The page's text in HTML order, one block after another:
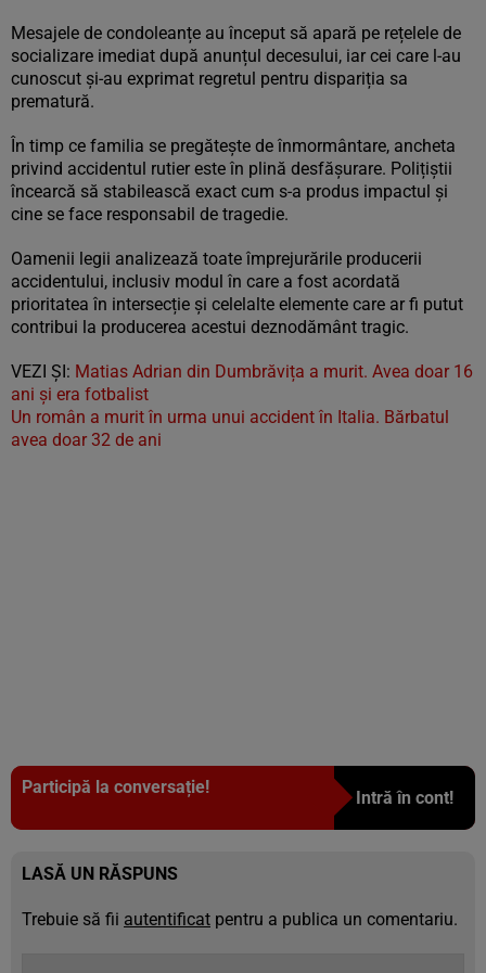
Mesajele de condoleanțe au început să apară pe rețelele de
socializare imediat după anunțul decesului, iar cei care l-au
cunoscut și-au exprimat regretul pentru dispariția sa
prematură.
În timp ce familia se pregătește de înmormântare, ancheta
privind accidentul rutier este în plină desfășurare. Polițiștii
încearcă să stabilească exact cum s-a produs impactul și
cine se face responsabil de tragedie.
Oamenii legii analizează toate împrejurările producerii
accidentului, inclusiv modul în care a fost acordată
prioritatea în intersecție și celelalte elemente care ar fi putut
contribui la producerea acestui deznodământ tragic.
VEZI ȘI: Matias Adrian din Dumbrăvița a murit. Avea doar 16
ani și era fotbalist
Un român a murit în urma unui accident în Italia. Bărbatul
avea doar 32 de ani
Participă la conversație!
Intră în cont!
LASĂ UN RĂSPUNS
Trebuie să fii autentificat pentru a publica un comentariu.